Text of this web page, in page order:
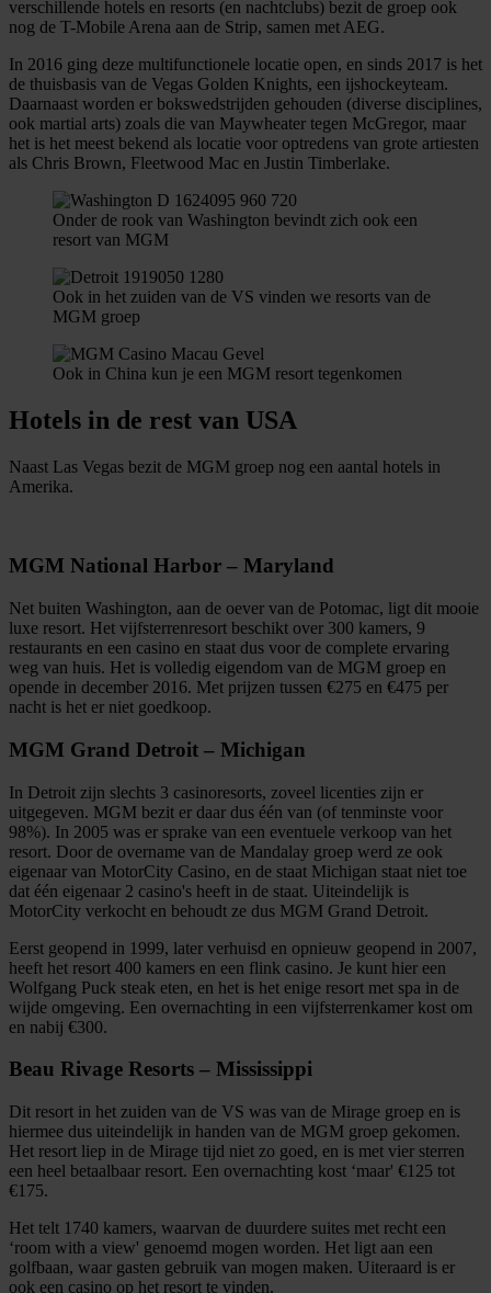
informatie over uw gebruik van onze site met onze
partners voor social media, adverteren en analyse. Deze
partners kunnen deze gegevens combineren met andere
informatie die u aan ze heeft verstrekt of die ze hebben
verzameld op basis van uw gebruik van hun services.
verschillende hotels en resorts (en nachtclubs) bezit de groep ook
nog de T-Mobile Arena aan de Strip, samen met AEG.
In 2016 ging deze multifunctionele locatie open, en sinds 2017 is het
de thuisbasis van de Vegas Golden Knights, een ijshockeyteam.
Daarnaast worden er bokswedstrijden gehouden (diverse disciplines,
ook martial arts) zoals die van Maywheater tegen McGregor, maar
het is het meest bekend als locatie voor optredens van grote artiesten
als Chris Brown, Fleetwood Mac en Justin Timberlake.
Onder de rook van Washington bevindt zich ook een
resort van MGM
Ook in het zuiden van de VS vinden we resorts van de
MGM groep
Ook in China kun je een MGM resort tegenkomen
Hotels in de rest van USA
Naast Las Vegas bezit de MGM groep nog een aantal hotels in
Amerika.
MGM National Harbor – Maryland
Net buiten Washington, aan de oever van de Potomac, ligt dit mooie
luxe resort. Het vijfsterrenresort beschikt over 300 kamers, 9
restaurants en een casino en staat dus voor de complete ervaring
weg van huis. Het is volledig eigendom van de MGM groep en
opende in december 2016. Met prijzen tussen €275 en €475 per
nacht is het er niet goedkoop.
MGM Grand Detroit – Michigan
In Detroit zijn slechts 3 casinoresorts, zoveel licenties zijn er
uitgegeven. MGM bezit er daar dus één van (of tenminste voor
98%). In 2005 was er sprake van een eventuele verkoop van het
resort. Door de overname van de Mandalay groep werd ze ook
eigenaar van MotorCity Casino, en de staat Michigan staat niet toe
dat één eigenaar 2 casino's heeft in de staat. Uiteindelijk is
MotorCity verkocht en behoudt ze dus MGM Grand Detroit.
Eerst geopend in 1999, later verhuisd en opnieuw geopend in 2007,
heeft het resort 400 kamers en een flink casino. Je kunt hier een
Wolfgang Puck steak eten, en het is het enige resort met spa in de
wijde omgeving. Een overnachting in een vijfsterrenkamer kost om
en nabij €300.
Beau Rivage Resorts – Mississippi
Dit resort in het zuiden van de VS was van de Mirage groep en is
hiermee dus uiteindelijk in handen van de MGM groep gekomen.
Het resort liep in de Mirage tijd niet zo goed, en is met vier sterren
een heel betaalbaar resort. Een overnachting kost ‘maar' €125 tot
€175.
Het telt 1740 kamers, waarvan de duurdere suites met recht een
‘room with a view' genoemd mogen worden. Het ligt aan een
golfbaan, waar gasten gebruik van mogen maken. Uiteraard is er
ook een casino op het resort te vinden.